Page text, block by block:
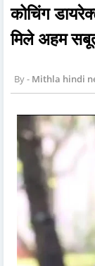
कोचिंग
मिले अहम
Mithla hindi